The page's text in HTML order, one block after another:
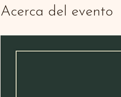
Acerca del evento